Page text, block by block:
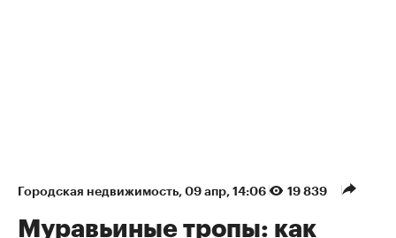
Городская недвижимость 09 апр, 14:06 19 839
Муравьиные тропы: как